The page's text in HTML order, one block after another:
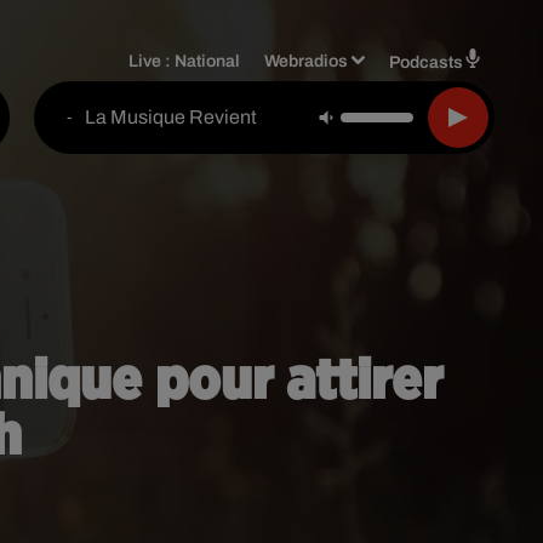
Live : National Webradios Podcasts
- La Musique Revient
pour attirer